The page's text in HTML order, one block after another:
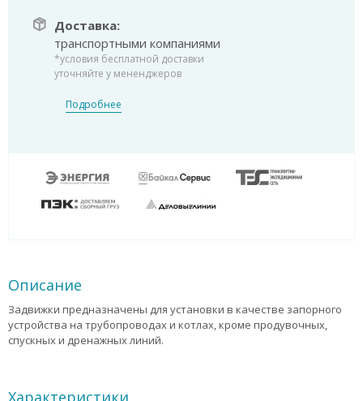
Доставка:
транспортными компаниями
*условия бесплатной доставки
уточняйте у мененджеров
Подробнее
Описание
Задвижки предназначены для установки в качестве запорного
устройства на трубопроводах и котлах, кроме продувочных,
спускных и дренажных линий.
Характеристики